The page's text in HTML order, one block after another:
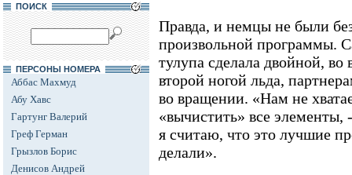
ПОИСК
ПЕРСОНЫ НОМЕРА
Аббас Махмуд
Абу Хавс
Гартунг Валерий
Греф Герман
Грызлов Борис
Денисов Андрей
Правда, и немцы не были
произвольной программы.
тулупа сделала двойной, во
второй ногой льда,
во вращении. «Нам не
«вычистить» все
я считаю, что это лучшие
делали».